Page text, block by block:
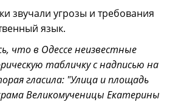
звучали угрозы и требования
язык.
что в Одессе неизвестные
табличку с надписью на
гласила: "Улица и площадь
Великомученицы Екатерины